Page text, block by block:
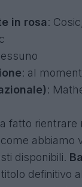
in rosa:
: al
:
fatto rientrare
abbiamo
disponibili.
definitivo